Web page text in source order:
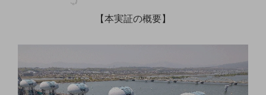
衛星携帯電話
IOT完了済みメーカーブランド製品
料金
料金TOP
【本実証の概要】